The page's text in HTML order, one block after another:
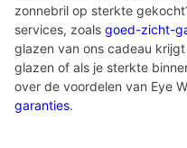
zonnebril op sterkte
services, zoals goed-zicht-
glazen van ons cadeau
glazen of als je sterkte
over de voordelen van Eye
garanties.